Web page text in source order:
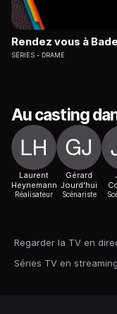
Regarder la TV en
Séries TV en streaming
Rendez vous à
SÉRIES DRAME
Au casting
Laurent
Heynemann
Réalisateur
Gérard
Jourd'hui
Scénariste